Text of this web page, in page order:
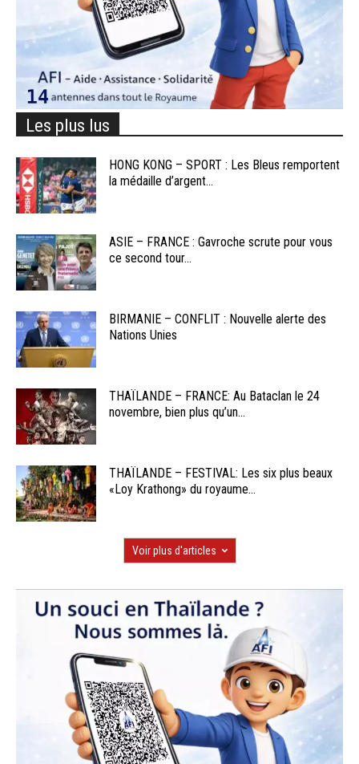
Les plus lus
HONG KONG – SPORT : Les Bleus remportent
la médaille d’argent...
ASIE – FRANCE : Gavroche scrute pour vous
ce second tour...
BIRMANIE – CONFLIT : Nouvelle alerte des
Nations Unies
THAÏLANDE – FRANCE: Au Bataclan le 24
novembre, bien plus qu’un...
THAÏLANDE – FESTIVAL: Les six plus beaux
«Loy Krathong» du royaume...
Voir plus d'articles